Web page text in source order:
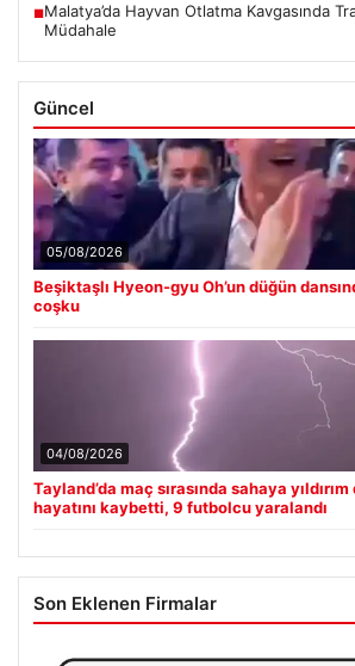
■Malatya’da Hayvan Otlatma Kavgasında
Müdahale
Güncel
05/08/2026
Beşiktaşlı Hyeon-gyu Oh’un düğün
coşku
04/08/2026
Tayland’da maç sırasında sahaya
hayatını kaybetti, 9 futbolcu yaralandı
Son Eklenen Firmalar